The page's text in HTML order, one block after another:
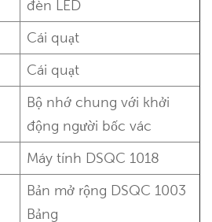
đèn LED
Cái quạt
Cái quạt
Bộ nhớ chung với khởi
động người bốc vác
Máy tính DSQC 1018
Bản mở rộng DSQC 1003
Bảng